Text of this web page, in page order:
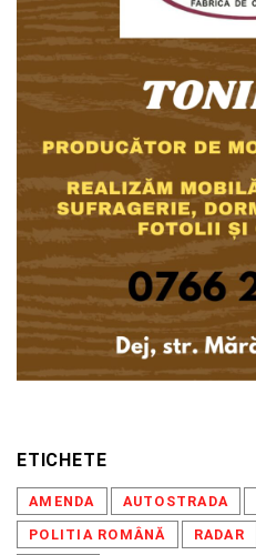
ETICHETE
AMENDA AUTOSTRADA
POLITIA ROMÂNĂ
RADAR